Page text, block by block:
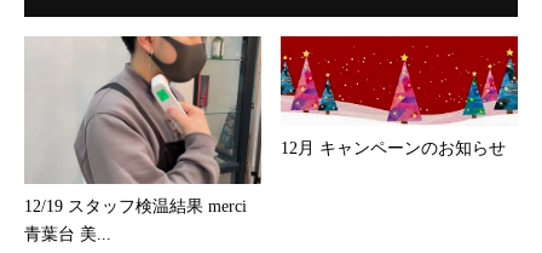
12/19 スタッフ検温結果 merci
青葉台 美...
12月 キャンペーンのお知らせ